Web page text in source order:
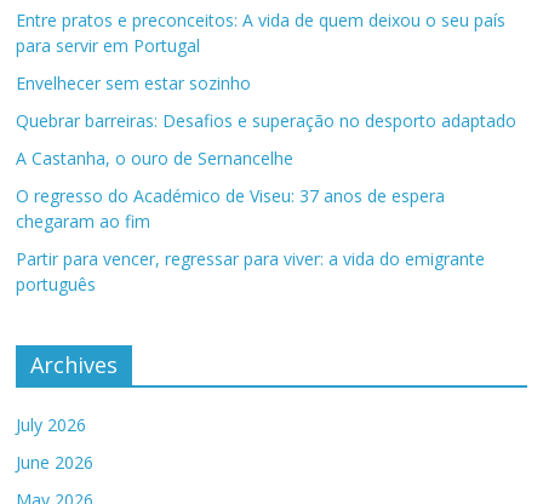
Entre pratos e preconceitos: A vida de quem deixou o seu país
para servir em Portugal
Envelhecer sem estar sozinho
Quebrar barreiras: Desafios e superação no desporto adaptado
A Castanha, o ouro de Sernancelhe
O regresso do Académico de Viseu: 37 anos de espera
chegaram ao fim
Partir para vencer, regressar para viver: a vida do emigrante
português
Archives
July 2026
June 2026
May 2026